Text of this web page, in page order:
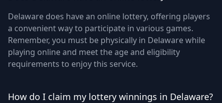
Delaware does have an online lottery, offering players
a convenient way to participate in various games.
Remember, you must be physically in Delaware while
playing online and meet the age and eligibility
requirements to enjoy this service.
How do I claim my lottery winnings in Delaware?